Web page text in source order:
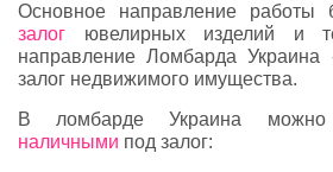
Основное направление работы
залог ювелирных изделий и
направление Ломбарда Украина
залог недвижимого имущества.
В ломбарде Украина
наличными под залог: